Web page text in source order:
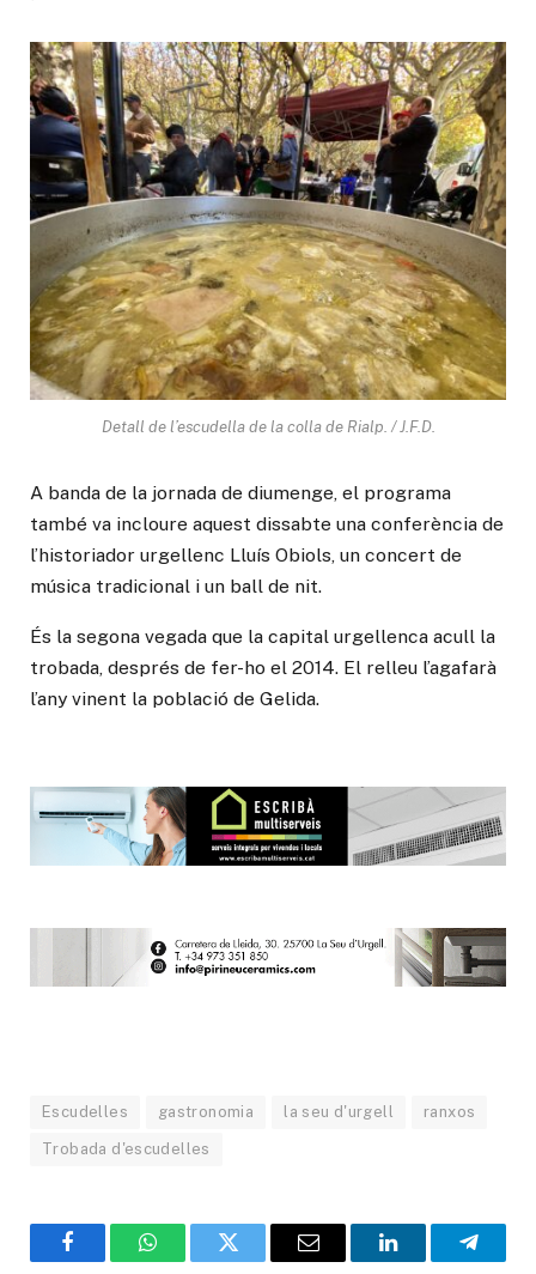
Detall de l’escudella de la colla de Rialp. / J.F.D.
A banda de la jornada de diumenge, el programa
també va incloure aquest dissabte una conferència de
l’historiador urgellenc Lluís Obiols, un concert de
música tradicional i un ball de nit.
És la segona vegada que la capital urgellenca acull la
trobada, després de fer-ho el 2014. El relleu l’agafarà
l’any vinent la població de Gelida.
Escudelles gastronomia la seu d'urgell ranxos
Trobada d'escudelles
FacebookWhatsAppTwitter Email LinkedIn